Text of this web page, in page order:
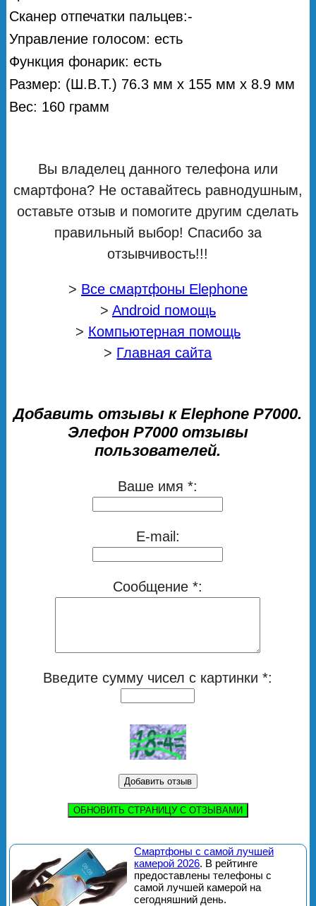
Сканер отпечатки пальцев:-
Управление голосом: есть
Функция фонарик: есть
Размер: (Ш.В.Т.) 76.3 мм х 155 мм х 8.9 мм
Вес: 160 грамм
Вы владелец данного телефона или
смартфона? Не оставайтесь равнодушным,
оставьте отзыв и помогите другим сделать
правильный выбор! Спасибо за
отзывчивость!!!
> Все смартфоны Elephone
> Android помощь
> Компьютерная помощь
> Главная сайта
Добавить отзывы к Elephone P7000.
Элефон Р7000 отзывы
пользователей.
Ваше имя *:
E-mail:
Сообщение *:
Введите сумму чисел с картинки *:
ОБНОВИТЬ СТРАНИЦУ С ОТЗЫВАМИ
Смартфоны с самой лучшей
камерой 2026. В рейтинге
предоставлены телефоны с
самой лучшей камерой на
сегодняшний день.